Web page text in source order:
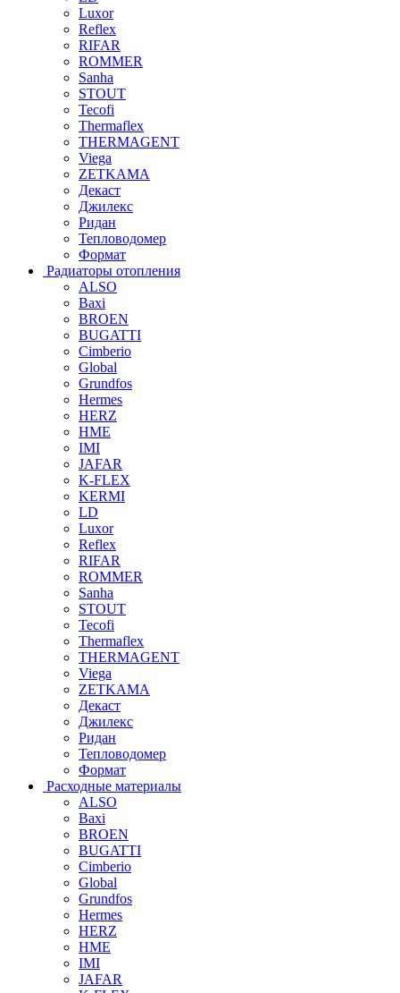
Luxor
Reflex
RIFAR
ROMMER
Sanha
STOUT
Tecofi
Thermaflex
THERMAGENT
Viega
ZETKAMA
Декаст
Джилекс
Ридан
Тепловодомер
Формат
Радиаторы отопления
ALSO
Baxi
BROEN
BUGATTI
Cimberio
Global
Grundfos
Hermes
HERZ
HME
IMI
JAFAR
K-FLEX
KERMI
LD
Luxor
Reflex
RIFAR
ROMMER
Sanha
STOUT
Tecofi
Thermaflex
THERMAGENT
Viega
ZETKAMA
Декаст
Джилекс
Ридан
Тепловодомер
Формат
Расходные материалы
ALSO
Baxi
BROEN
BUGATTI
Cimberio
Global
Grundfos
Hermes
HERZ
HME
IMI
JAFAR